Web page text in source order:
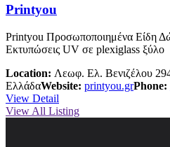
Printyou
Printyou Προσωποποιημένα Είδη
Εκτυπώσεις UV σε plexiglass ξύλο
Location: Λεωφ. Ελ. Βενιζέλου
ΕλλάδαWebsite: printyou.grPhone:
View Detail
View All Listing